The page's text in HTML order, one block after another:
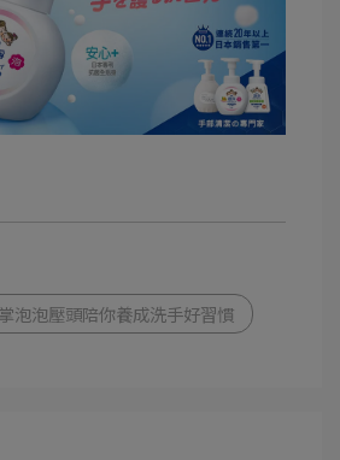
泡泡壓頭陪你養成洗手好習慣